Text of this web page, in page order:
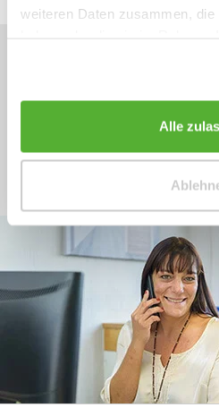
weiteren Daten zusammen,
Alle
Sie haben Fragen
+49 (0)4244 965 34 04